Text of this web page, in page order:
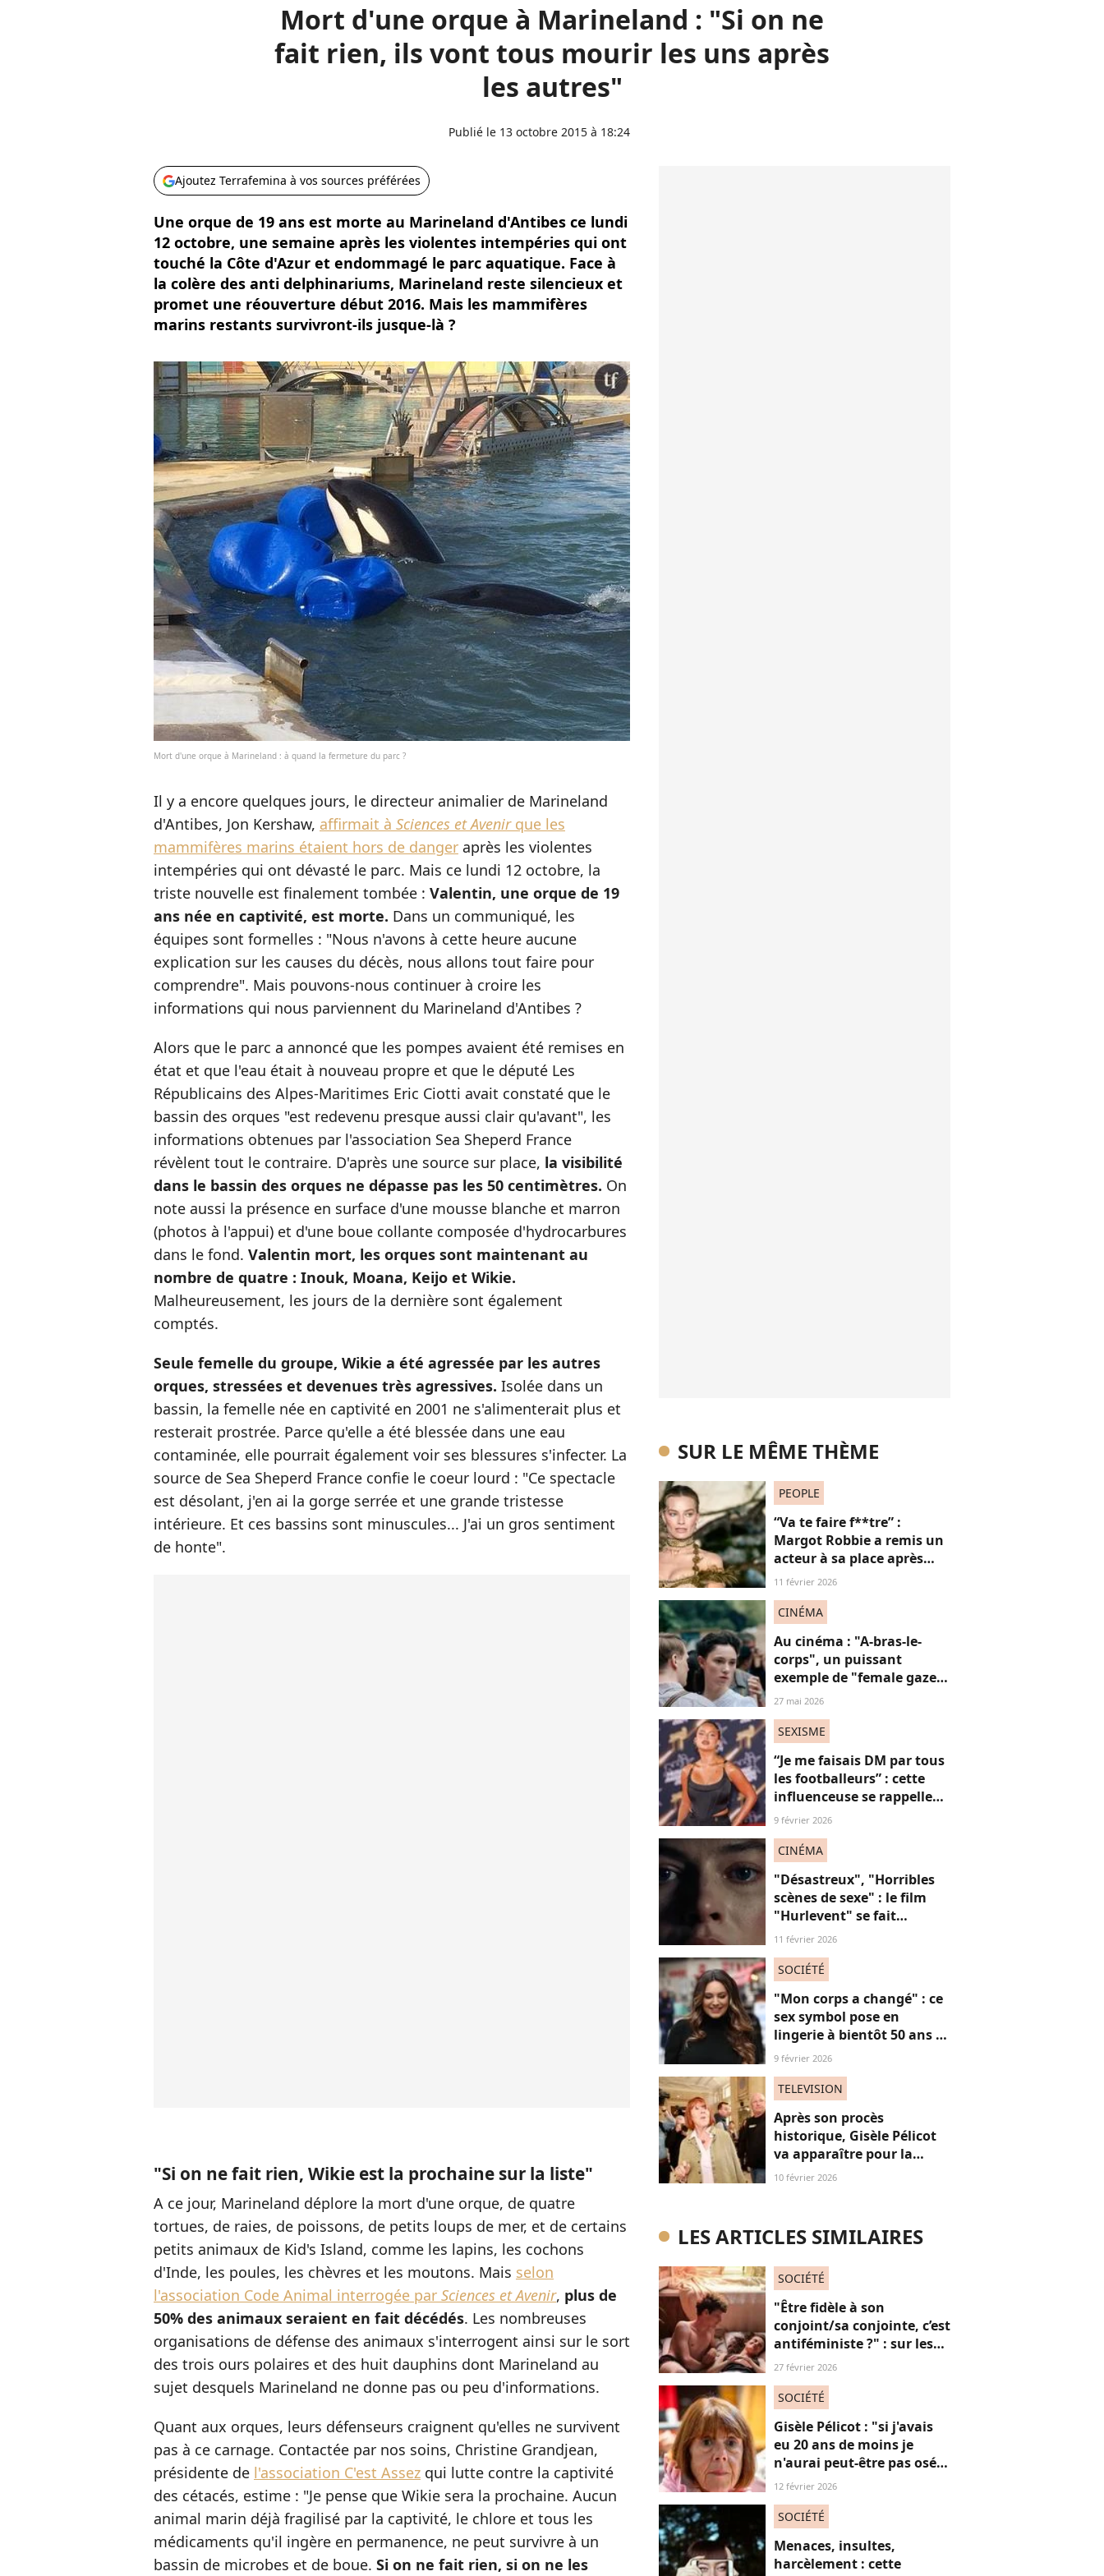
Mort d'une orque à Marineland : "Si on ne
fait rien, ils vont tous mourir les uns après
les autres"
Publié le 13 octobre 2015 à 18:24
Ajoutez Terrafemina à vos sources préférées
Une orque de 19 ans est morte au Marineland d'Antibes ce lundi
12 octobre, une semaine après les violentes intempéries qui ont
touché la Côte d'Azur et endommagé le parc aquatique. Face à
la colère des anti delphinariums, Marineland reste silencieux et
promet une réouverture début 2016. Mais les mammifères
marins restants survivront-ils jusque-là ?
Mort d'une orque à Marineland : à quand la fermeture du parc ?
Il y a encore quelques jours, le directeur animalier de Marineland
d'Antibes, Jon Kershaw, affirmait à Sciences et Avenirque les
mammifères marins étaient hors de danger après les violentes
intempéries qui ont dévasté le parc. Mais ce lundi 12 octobre, la
triste nouvelle est finalement tombée : Valentin, une orque de 19
ans née en captivité, est morte. Dans un communiqué, les
équipes sont formelles : "Nous n'avons à cette heure aucune
explication sur les causes du décès, nous allons tout faire pour
comprendre". Mais pouvons-nous continuer à croire les
informations qui nous parviennent du Marineland d'Antibes ?
Alors que le parc a annoncé que les pompes avaient été remises en
état et que l'eau était à nouveau propre et que le député Les
Républicains des Alpes-Maritimes Eric Ciotti avait constaté que le
bassin des orques "est redevenu presque aussi clair qu'avant", les
informations obtenues par l'association Sea Sheperd France
révèlent tout le contraire. D'après une source sur place, la visibilité
dans le bassin des orques ne dépasse pas les 50 centimètres. On
note aussi la présence en surface d'une mousse blanche et marron
(photos à l'appui) et d'une boue collante composée d'hydrocarbures
dans le fond. Valentin mort, les orques sont maintenant au
nombre de quatre : Inouk, Moana, Keijo et Wikie.
Malheureusement, les jours de la dernière sont également
comptés.
Seule femelle du groupe, Wikie a été agressée par les autres
orques, stressées et devenues très agressives. Isolée dans un
bassin, la femelle née en captivité en 2001 ne s'alimenterait plus et
resterait prostrée. Parce qu'elle a été blessée dans une eau
contaminée, elle pourrait également voir ses blessures s'infecter. La
source de Sea Sheperd France confie le coeur lourd : "Ce spectacle
est désolant, j'en ai la gorge serrée et une grande tristesse
intérieure. Et ces bassins sont minuscules... J'ai un gros sentiment
de honte".
"Si on ne fait rien, Wikie est la prochaine sur la liste"
A ce jour, Marineland déplore la mort d'une orque, de quatre
tortues, de raies, de poissons, de petits loups de mer, et de certains
petits animaux de Kid's Island, comme les lapins, les cochons
d'Inde, les poules, les chèvres et les moutons. Mais selon
l'association Code Animal interrogée par Sciences et Avenir, plus de
50% des animaux seraient en fait décédés. Les nombreuses
organisations de défense des animaux s'interrogent ainsi sur le sort
des trois ours polaires et des huit dauphins dont Marineland au
sujet desquels Marineland ne donne pas ou peu d'informations.
Quant aux orques, leurs défenseurs craignent qu'elles ne survivent
pas à ce carnage. Contactée par nos soins, Christine Grandjean,
présidente de l'association C'est Assez qui lutte contre la captivité
des cétacés, estime : "Je pense que Wikie sera la prochaine. Aucun
animal marin déjà fragilisé par la captivité, le chlore et tous les
médicaments qu'il ingère en permanence, ne peut survivre à un
bassin de microbes et de boue. Si on ne fait rien, si on ne les
SUR LE MÊME THÈME
PEOPLE
“Va te faire f**tre” :
Margot Robbie a remis un
acteur à sa place après
qu’il lui a conseillé de
11 février 2026
CINÉMA
Au cinéma : "A-bras-le-
corps", un puissant
exemple de "female gaze"
à voir à tout prix
27 mai 2026
SEXISME
“Je me faisais DM par tous
les footballeurs” : cette
influenceuse se rappelle
l’hypersexualisation
14 ans
9 février 2026
CINÉMA
"Désastreux", "Horribles
scènes de sexe" : le film
"Hurlevent" se fait
détruire par la presse, et si
sexistes ?
11 février 2026
SOCIÉTÉ
"Mon corps a changé" : ce
sex symbol pose en
lingerie à bientôt 50 ans et
défend ses courbes "body
9 février 2026
TELEVISION
Après son procès
historique, Gisèle Pélicot
va apparaître pour la
première fois à la
10 février 2026
LES ARTICLES SIMILAIRES
SOCIÉTÉ
"Être fidèle à son
conjoint/sa conjointe, c’est
antiféministe ?" : sur les
réseaux sociaux, cette
27 février 2026
SOCIÉTÉ
Gisèle Pélicot : "si j'avais
eu 20 ans de moins je
n'aurai peut-être pas osé
refuser le huis-clos"
12 février 2026
SOCIÉTÉ
Menaces, insultes,
harcèlement : cette